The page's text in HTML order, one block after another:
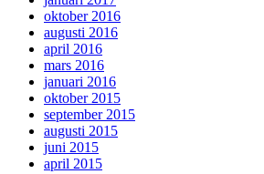
oktober 2016
augusti 2016
april 2016
mars 2016
januari 2016
oktober 2015
september 2015
augusti 2015
juni 2015
april 2015